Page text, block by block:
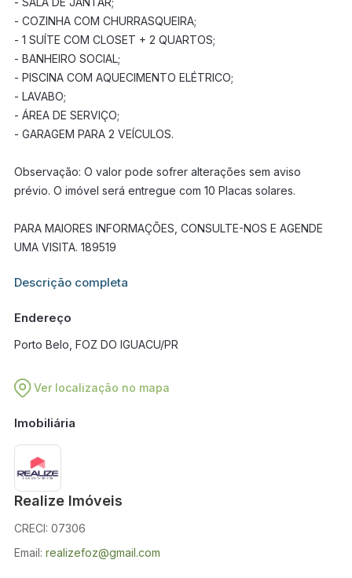
- COZINHA COM CHURRASQUEIRA;
- 1 SUÍTE COM CLOSET + 2 QUARTOS;
- BANHEIRO SOCIAL;
- PISCINA COM AQUECIMENTO ELÉTRICO;
- LAVABO;
- ÁREA DE SERVIÇO;
- GARAGEM PARA 2 VEÍCULOS.
Observação: O valor pode sofrer alterações sem aviso
prévio. O imóvel será entregue com 10 Placas solares.
PARA MAIORES INFORMAÇÕES, CONSULTE-NOS E AGENDE
UMA VISITA. 189519
Informações adicionais sobre este imóvel estarão disponíveis
Descrição completa
Endereço
Porto Belo, FOZ DO IGUACU/PR
Ver localização no mapa
Imobiliária
Realize Imóveis
CRECI: 07306
Email: realizefoz@gmail.com